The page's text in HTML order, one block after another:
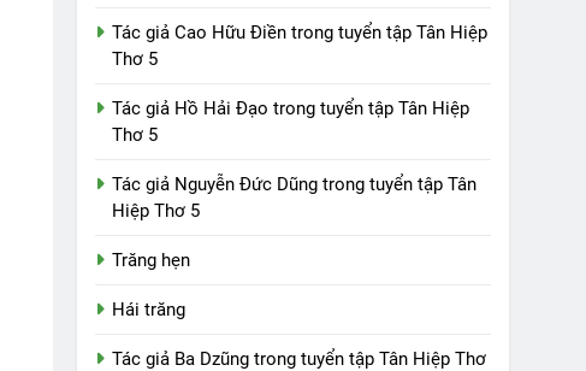
Tác giả Cao Hữu Điền trong tuyển tập Tân Hiệp
Thơ 5
Tác giả Hồ Hải Đạo trong tuyển tập Tân Hiệp
Thơ 5
Tác giả Nguyễn Đức Dũng trong tuyển tập Tân
Hiệp Thơ 5
Trăng hẹn
Hái trăng
Tác giả Ba Dzũng trong tuyển tập Tân Hiệp Thơ